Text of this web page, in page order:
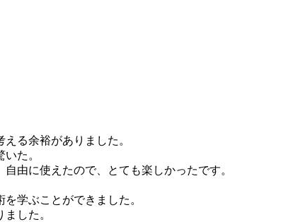
る余裕がありました。
た。
由に使えたので、とても楽しかったです。
学ぶことができました。
した。